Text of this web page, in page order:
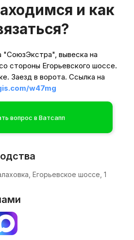
"СоюзЭкстра", вывеска на
стороны Егорьевского шоссе.
Заезд в ворота. Ссылка на
w47mg
и как
Егорьевское шоссе, 1
вопрос в Ватсапп